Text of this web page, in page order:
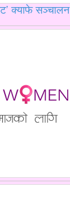
क्याफे सञ्चालन